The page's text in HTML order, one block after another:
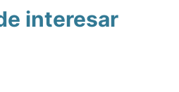
interesar